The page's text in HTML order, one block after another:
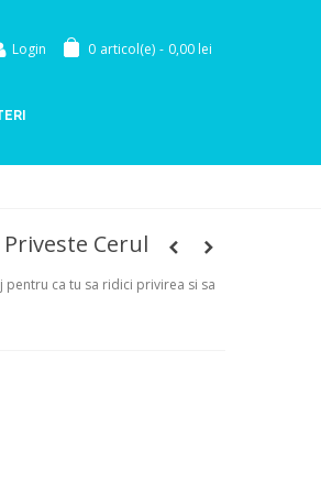
Login 0 articol(e) - 0,00 lei
Cerul
ca tu sa ridici privirea si sa